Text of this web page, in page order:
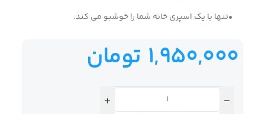
•تنها با یک اسپری خانه شما را خوشبو می کند.
1,950,000 تومان